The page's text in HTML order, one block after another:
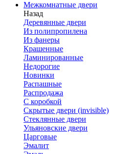
Межкомнатные двери
Назад
Деревянные двери
Из полипропилена
Из фанеры
Крашенные
Ламинированные
Недорогие
Новинки
Распашные
Распродажа
С коробкой
Скрытые двери (invisible)
Стеклянные двери
Ульяновские двери
Царговые
Эмалит